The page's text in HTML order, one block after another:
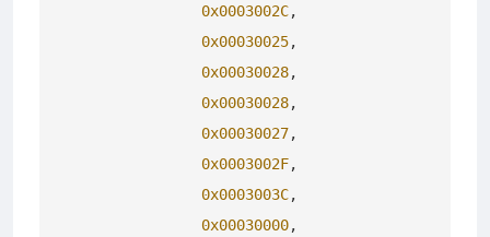
0x0003002C,
0x00030025,
0x00030028,
0x00030028,
0x00030027,
0x0003002F,
0x0003003C,
0x00030000,